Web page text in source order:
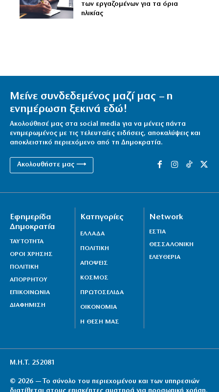
των εργαζομένων για τα όρια
ηλικίας
Μείνε συνδεδεμένος μαζί μας – η
ενημέρωση ξεκινά εδώ!
Ακολούθησέ μας στα social media για να μένεις πάντα
ενημερωμένος με τις τελευταίες ειδήσεις, αποκαλύψεις και
αποκλειστικό περιεχόμενο από τη Δημοκρατία.
Ακολουθήστε μας ⟶
Εφημερίδα
Δημοκρατία
ΤΑΥΤΟΤΗΤΑ
ΟΡΟΙ ΧΡΗΣΗΣ
ΠΟΛΙΤΙΚΗ
ΑΠΟΡΡΗΤΟΥ
ΕΠΙΚΟΙΝΩΝΙΑ
ΔΙΑΦΗΜΙΣΗ
Κατηγορίες
ΕΛΛΑΔΑ
ΠΟΛΙΤΙΚΗ
ΑΠΟΨΕΙΣ
ΚΟΣΜΟΣ
ΠΡΩΤΟΣΕΛΙΔΑ
ΟΙΚΟΝΟΜΙΑ
Η ΘΕΣΗ ΜΑΣ
Network
ΕΣΤΙΑ
ΘΕΣΣΑΛΟΝΙΚΗ
ΕΛΕΥΘΕΡΙΑ
Μ.Η.Τ. 252081
© 2026 — Το σύνολο του περιεχομένου και των υπηρεσιών